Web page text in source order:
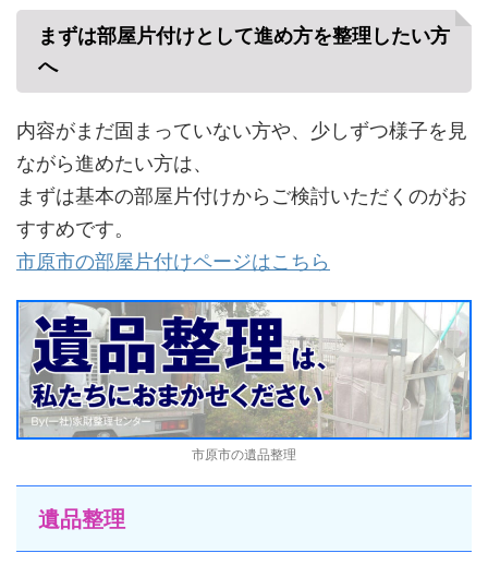
まずは部屋片付けとして進め方を整理したい方
へ
内容がまだ固まっていない方や、少しずつ様子を見
ながら進めたい方は、
まずは基本の部屋片付けからご検討いただくのがお
すすめです。
市原市の部屋片付けページはこちら
市原市の遺品整理
遺品整理